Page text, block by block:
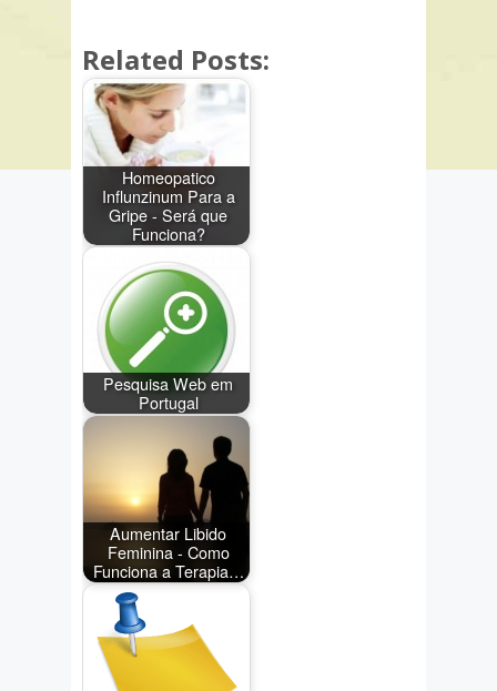
Related Posts:
Homeopatico
Influnzinum Para a
Gripe - Será que
Funciona?
Pesquisa Web em
Portugal
Aumentar Libido
Feminina - Como
Funciona a Terapia…